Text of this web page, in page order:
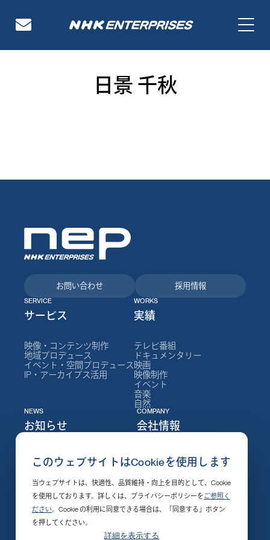
このウェブサイトはCookieを使用します
当ウェブサイトは、快適性、品質維持・向上を目的として、Cookie
を使用しております。詳しくは、プライバシーポリシーを ご参照く
ださい。Cookie の利用に同意できる場合は、「同意する」ボタン
を押してください。
詳細を表示する
日景 千秋
お問い合わせ 採用情報
SERVICE
サービス
映像・コンテンツ制作
地域プロデュース
イベント・空間プロデュース
IP・アーカイブス活用
WORKS
実績
テレビ番組
ドキュメンタリー
映画
映像制作
イベント
音楽
自然
NEWS
お知らせ
ニュース
イベント
制作実績
採用情報
発売・配信開始
その他
COMPANY
会社情報
NEPについて
会社情報
役員
組織図
沿革
支社・施設
社会的責任